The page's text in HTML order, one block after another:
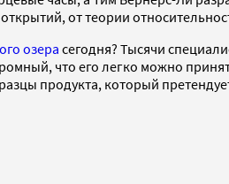
от теории
озера сегодня? Тысячи
что его легко можно
продукта, который